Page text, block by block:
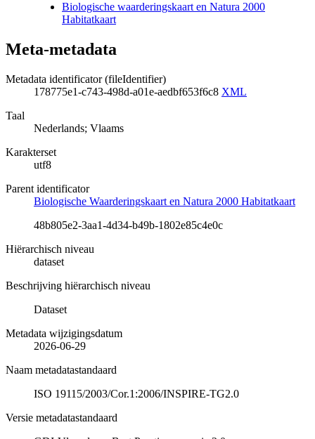
Biologische waarderingskaart en Natura 2000
Habitatkaart
Meta-metadata
Metadata identificator (fileIdentifier)
178775e1-c743-498d-a01e-aedbf653f6c8 XML
Taal
Nederlands; Vlaams
Karakterset
utf8
Parent identificator
Biologische Waarderingskaart en Natura 2000 Habitatkaart
48b805e2-3aa1-4d34-b49b-1802e85c4e0c
Hiërarchisch niveau
dataset
Beschrijving hiërarchisch niveau
Dataset
Metadata wijzigingsdatum
2026-06-29
Naam metadatastandaard
ISO 19115/2003/Cor.1:2006/INSPIRE-TG2.0
Versie metadatastandaard